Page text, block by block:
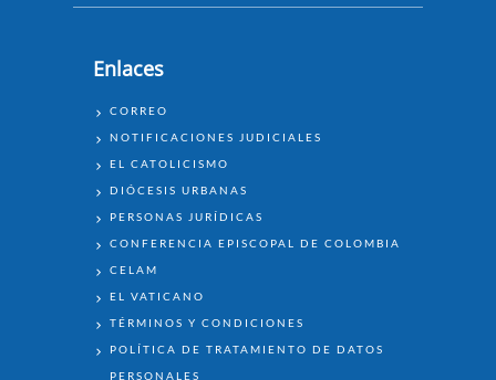
Enlaces
ENLACES
CORREO
NOTIFICACIONES JUDICIALES
EL CATOLICISMO
DIÓCESIS URBANAS
PERSONAS JURÍDICAS
CONFERENCIA EPISCOPAL DE COLOMBIA
CELAM
EL VATICANO
TÉRMINOS Y CONDICIONES
POLÍTICA DE TRATAMIENTO DE DATOS
PERSONALES